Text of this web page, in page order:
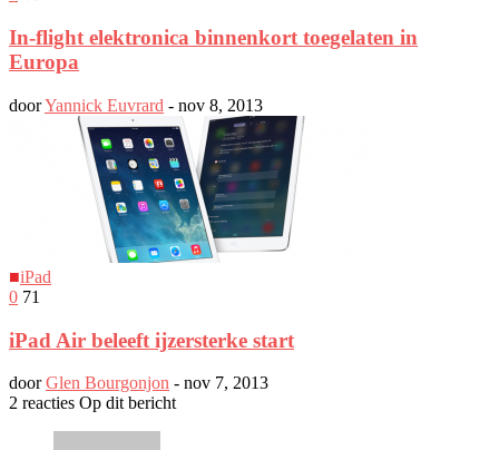
In-flight elektronica binnenkort toegelaten in
Europa
doorYannick Euvrard - nov 8, 2013
■iPad
0 71
iPad Air beleeft ijzersterke start
doorGlen Bourgonjon - nov 7, 2013
2 reacties Op dit bericht